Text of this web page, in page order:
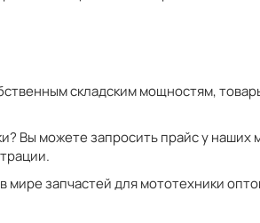
складским мощностям,
Вы можете запросить прайс у
мире запчастей для мототехники